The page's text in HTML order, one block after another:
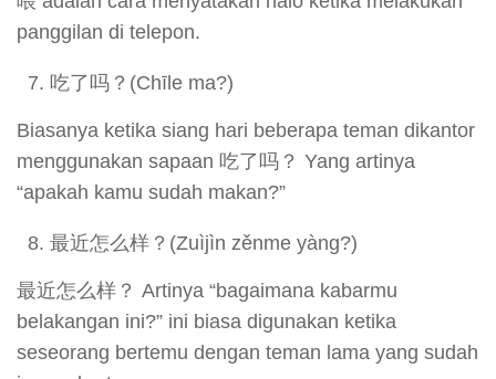
panggilan di telepon.
吃了吗？(Chīle ma?)
Biasanya ketika siang hari beberapa teman dikantor
menggunakan sapaan 吃了吗？ Yang artinya
“apakah kamu sudah makan?”
最近怎么样？(Zuìjìn zěnme yàng?)
最近怎么样？ Artinya “bagaimana kabarmu
belakangan ini?” ini biasa digunakan ketika
seseorang bertemu dengan teman lama yang sudah